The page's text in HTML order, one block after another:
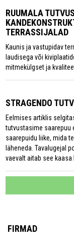
RUUMALA
TERRASSIJALAD
Kaunis ja vastupidav
laudisega või
mitmekülgset ja
STRAGENDO
Eelmises artiklis
tutvustasime saarepuu
saarepuidu liike, mida
läheneda. Tavalugejal
vaevalt aitab see kaasa
FIRMAD